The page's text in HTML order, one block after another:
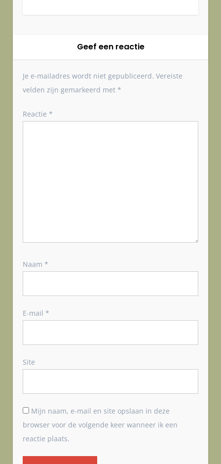
Geef een reactie
Je e-mailadres wordt niet gepubliceerd. Vereiste
velden zijn gemarkeerd met*
Reactie*
Naam*
E-mail*
Site
Mijn naam, e-mail en site opslaan in deze
browser voor de volgende keer wanneer ik een
reactie plaats.